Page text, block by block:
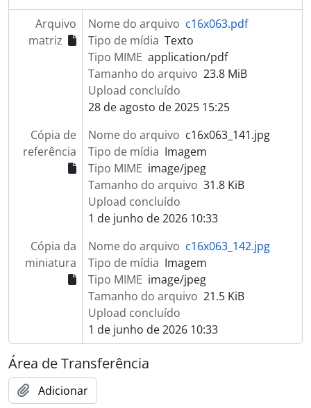
Arquivo
matriz
Nome do arquivo c16x063.pdf
Tipo de mídia Texto
Tipo MIME application/pdf
Tamanho do arquivo 23.8 MiB
Upload concluído
28 de agosto de 2025 15:25
Cópia de
referência
Nome do arquivo c16x063_141.jpg
Tipo de mídia Imagem
Tipo MIME image/jpeg
Tamanho do arquivo 31.8 KiB
Upload concluído
1 de junho de 2026 10:33
Cópia da
miniatura
Nome do arquivo c16x063_142.jpg
Tipo de mídia Imagem
Tipo MIME image/jpeg
Tamanho do arquivo 21.5 KiB
Upload concluído
1 de junho de 2026 10:33
Área de Transferência
Adicionar